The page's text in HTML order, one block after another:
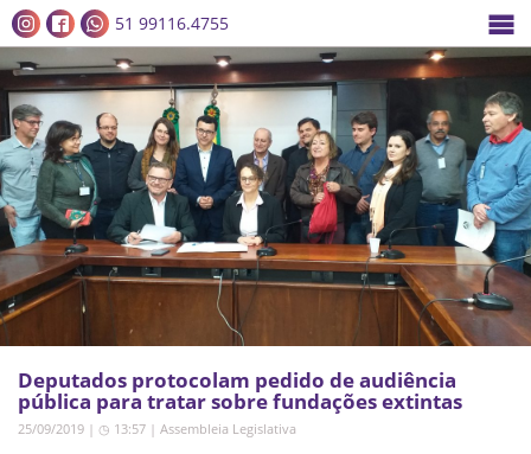
51 99116.4755
Deputados protocolam pedido de audiência
pública para tratar sobre fundações extintas
25/09/2019 | ◷ 13:57 | Assembleia Legislativa